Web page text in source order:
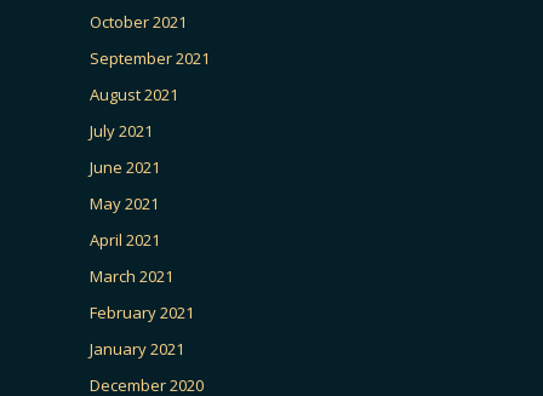
October 2021
September 2021
August 2021
July 2021
June 2021
May 2021
April 2021
March 2021
February 2021
January 2021
December 2020